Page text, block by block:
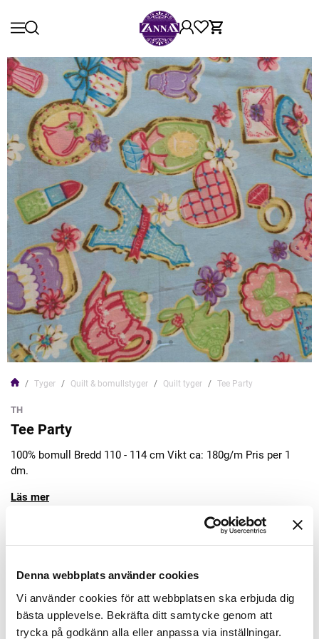
Denna webbplats använder cookies
Vi använder cookies för att webbplatsen ska erbjuda dig
bästa upplevelse. Bekräfta ditt samtycke genom att
trycka på godkänn alla eller anpassa via inställningar.
Tyger Quilt & bomullstyger Quilt tyger Tee Party
TH
Tee Party
100% bomull Bredd 110 - 114 cm Vikt ca: 180g/m Pris per 1
dm.
Läs mer
Lägg till varukorgen
Finns i lager